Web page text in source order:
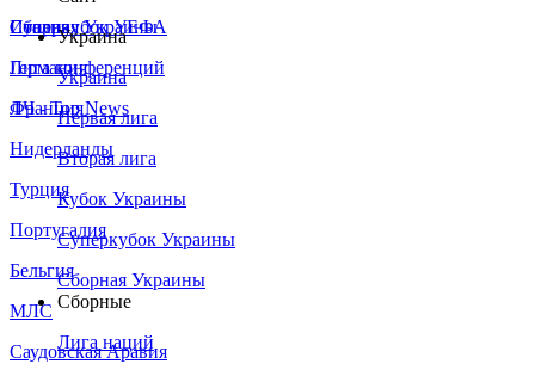
Сборная Украины
Италия
Германия
Франция
Нидерланды
Турция
Португалия
Бельгия
МЛС
Саудовская Аравия
Суперкубок УЕФА
Лига конференций
ЛЧ - Top News
Украина
Украина
Первая лига
Вторая лига
Кубок Украины
Суперкубок Украины
Сборная Украины
Сборные
Лига наций